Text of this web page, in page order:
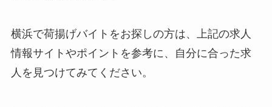
横浜で荷揚げバイトをお探しの方は、上記の求人
情報サイトやポイントを参考に、自分に合った求
人を見つけてみてください。